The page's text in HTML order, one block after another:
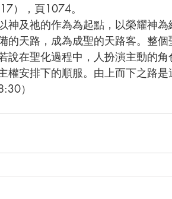
），頁1074。
的天路，成為成聖的天路客。整
說在聖化過程中，人扮演主動的
權安排下的順服。由上而下之路
）